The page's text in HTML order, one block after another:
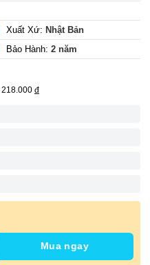
Xuất Xứ: Nhật Bản
Bảo Hành: 2 năm
218.000 đ
Mua ngay